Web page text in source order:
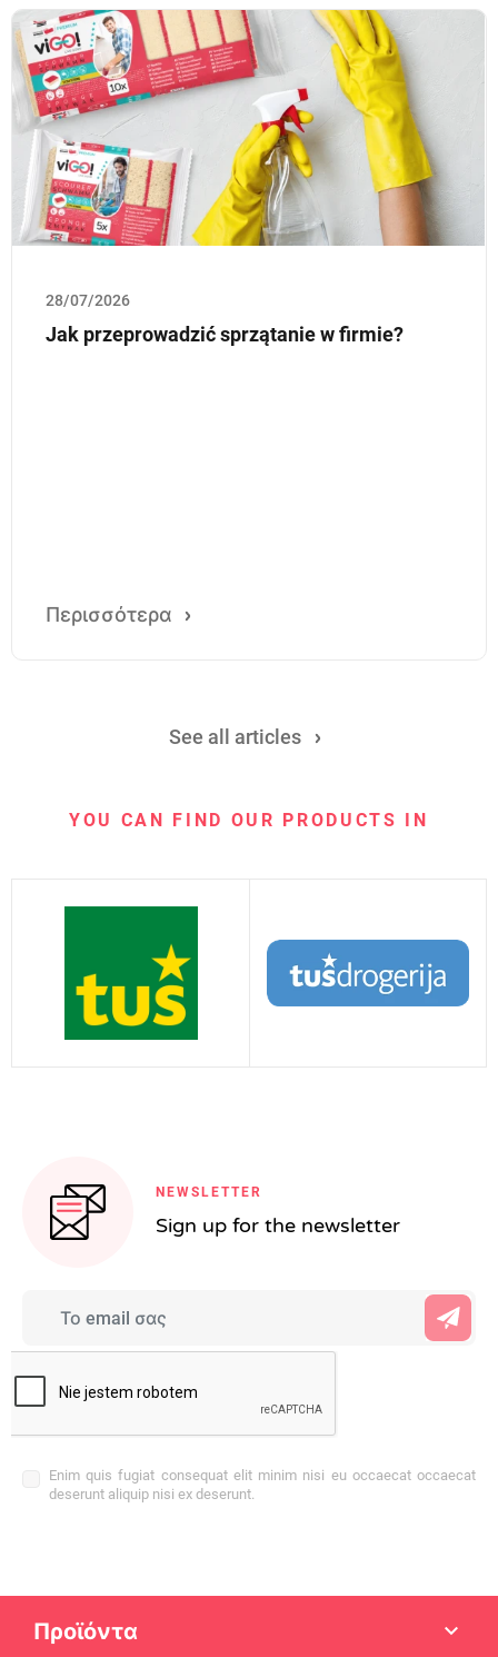
28/07/2026
Jak przeprowadzić sprzątanie w firmie?
Περισσότερα
See all articles
YOU CAN FIND OUR PRODUCTS IN
NEWSLETTER
Sign up for the newsletter
Enim quis fugiat consequat elit minim nisi eu occaecat occaecat
deserunt aliquip nisi ex deserunt.
Προϊόντα 